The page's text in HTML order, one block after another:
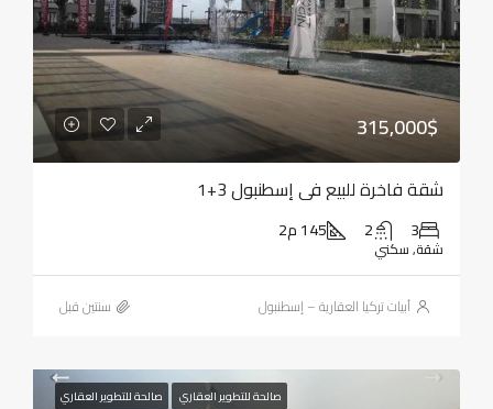
315,000$
شقة فاخرة للبيع في إسطنبول 3+1
3
2 145 م2
شقة, سكني
أبيات تركيا العقارية – إسطنبول ‏سنتين قبل
صالحة للتطوير العقاري صالحة للتطوير العقاري